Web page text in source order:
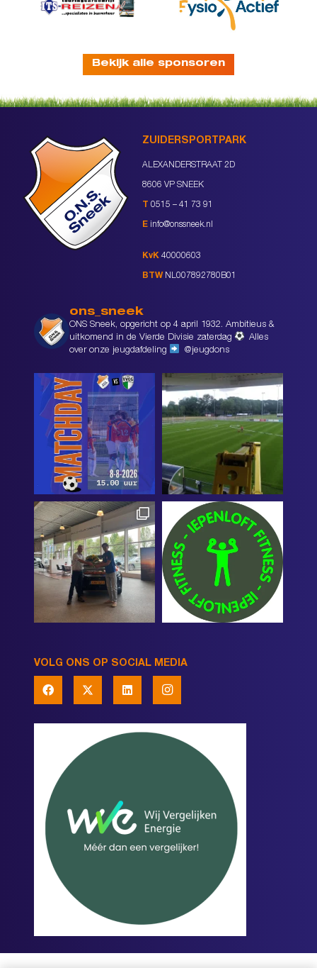
Bekijk alle sponsoren
ZUIDERSPORTPARK
ALEXANDERSTRAAT 2D
8606 VP SNEEK
T 0515 – 41 73 91
E info@onssneek.nl
KvK 40000603
BTW NL007892780B01
ons_sneek
ONS Sneek, opgericht op 4 april 1932. Ambitieus &
uitkomend in de Vierde Divisie zaterdag
Alles
over onze jeugdafdeling
@jeugdons
VOLG ONS OP SOCIAL MEDIA